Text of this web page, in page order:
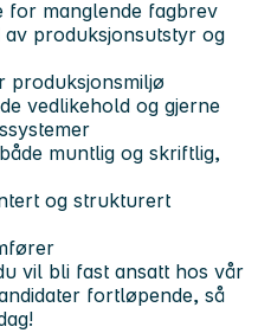
for manglende fagbrev
produksjonsutstyr og
produksjonsmiljø
vedlikehold og gjerne
muntlig og skriftlig,
og strukturert
vil bli fast ansatt hos vår
fortløpende, så